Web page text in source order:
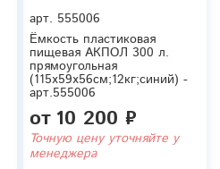
арт. 555006
Ёмкость пластиковая
пищевая АКПОЛ 300 л.
прямоугольная
(115x59x56см;12кг;синий) -
арт.555006
от 10 200 ₽
Точную цену уточняйте у
менеджера